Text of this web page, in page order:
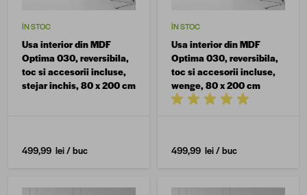
ÎN STOC
Usa interior din MDF
Optima 030, reversibila,
toc si accesorii incluse,
stejar inchis, 80 x 200 cm
499,99 lei/ buc
ÎN STOC
Usa interior din MDF
Optima 030, reversibila,
toc si accesorii incluse,
wenge, 80 x 200 cm
499,99 lei/ buc